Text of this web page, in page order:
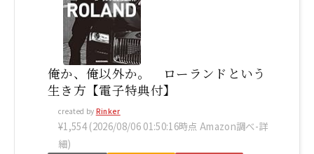
俺か、俺以外か。 ローランドという
生き方【電子特典付】
created by Rinker
¥1,554(2026/08/06 01:50:16時点 Amazon調べ-詳
細)